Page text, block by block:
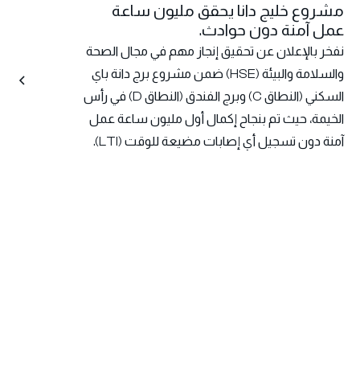
مشروع خليج دانا يحقق مليون ساعة
عمل آمنة دون حوادث.
نفخر بالإعلان عن تحقيق إنجاز مهم في مجال الصحة
والسلامة والبيئة (HSE) ضمن مشروع برج دانة باي
السكني (النطاق C) وبرج الفندق (النطاق D) في رأس
الخيمة، حيث تم بنجاح إكمال أول مليون ساعة عمل
آمنة دون تسجيل أي إصابات مضيعة للوقت (LTI).